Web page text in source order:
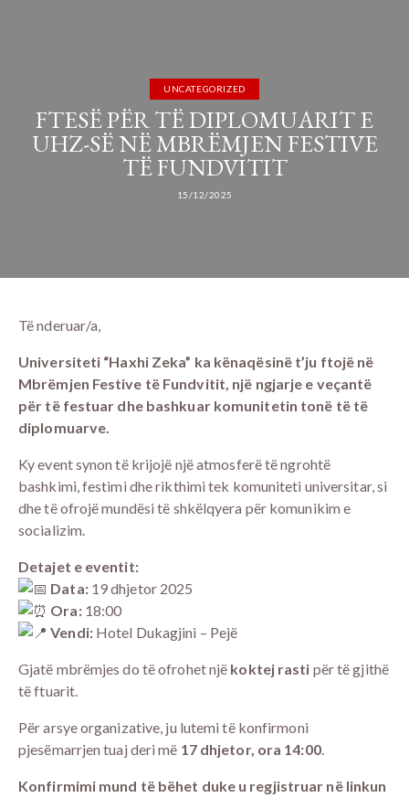
UNCATEGORIZED
FTESË PËR TË DIPLOMUARIT E
UHZ-SË NË MBRËMJEN FESTIVE
TË FUNDVITIT
15/12/2025
Të nderuar/a,
Universiteti “Haxhi Zeka” ka kënaqësinë t’ju ftojë në
Mbrëmjen Festive të Fundvitit, një ngjarje e veçantë
për të festuar dhe bashkuar komunitetin tonë të të
diplomuarve.
Ky event synon të krijojë një atmosferë të ngrohtë
bashkimi, festimi dhe rikthimi tek komuniteti universitar, si
dhe të ofrojë mundësi të shkëlqyera për komunikim e
socializim.
Detajet e eventit:
Data:19 dhjetor 2025
Ora:18:00
Vendi:Hotel Dukagjini – Pejë
Gjatë mbrëmjes do të ofrohet një koktej rasti për të gjithë
të ftuarit.
Për arsye organizative, ju lutemi të konfirmoni
pjesëmarrjen tuaj deri më 17 dhjetor, ora 14:00.
Konfirmimi mund të bëhet duke u regjistruar në linkun